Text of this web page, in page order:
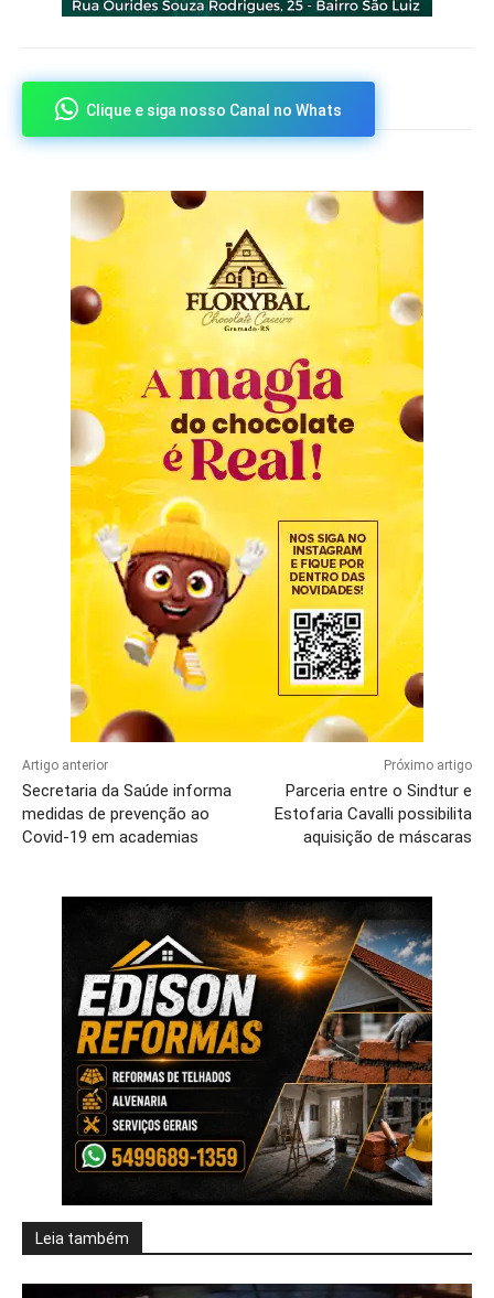
Clique e siga nosso Canal no Whats
Artigo anterior
Secretaria da Saúde informa
medidas de prevenção ao
Covid-19 em academias
Próximo artigo
Parceria entre o Sindtur e
Estofaria Cavalli possibilita
aquisição de máscaras
Leia também